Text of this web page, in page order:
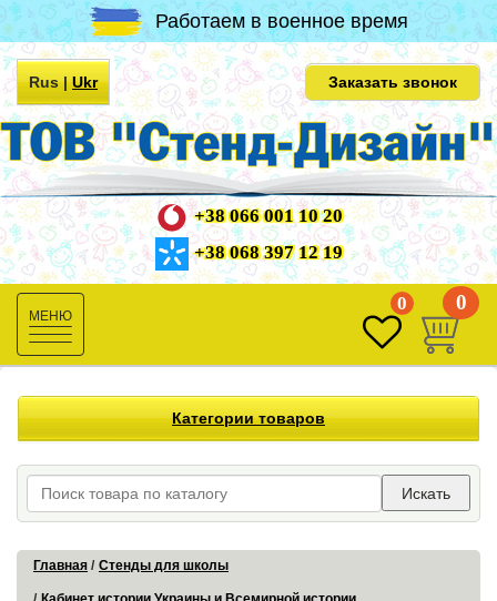
Работаем в военное время
Rus|Ukr Заказать звонок
+38 066 001 10 20
+38 068 397 12 19
Toggle
navigation
0 0
Категории товаров
Искать
Главная Стенды для школы